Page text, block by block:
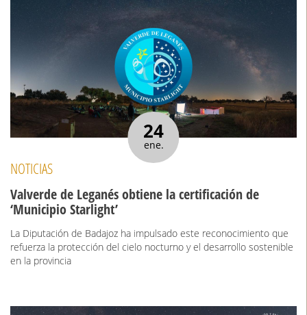
24
ene.
NOTICIAS
Valverde de Leganés obtiene la certificación de
‘Municipio Starlight’
La Diputación de Badajoz ha impulsado este reconocimiento que
refuerza la protección del cielo nocturno y el desarrollo sostenible
en la provincia